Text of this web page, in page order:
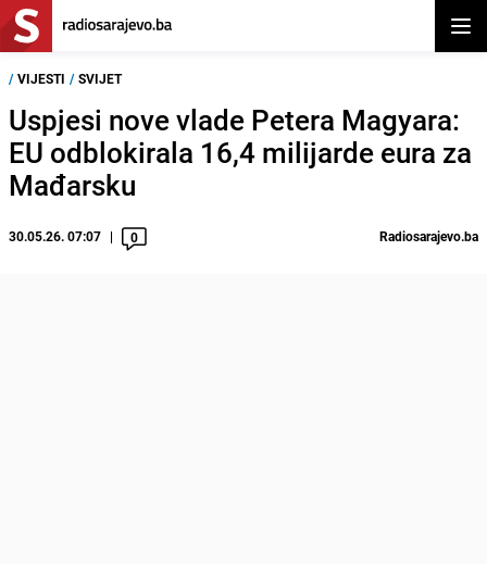
/ VIJESTI / SVIJET
Uspjesi nove vlade Petera Magyara:
EU odblokirala 16,4 milijarde eura za
Mađarsku
30.05.26. 07:07 0 Radiosarajevo.ba